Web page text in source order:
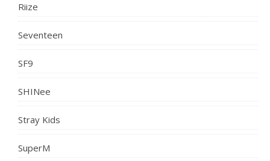
Riize
Seventeen
SF9
SHINee
Stray Kids
SuperM